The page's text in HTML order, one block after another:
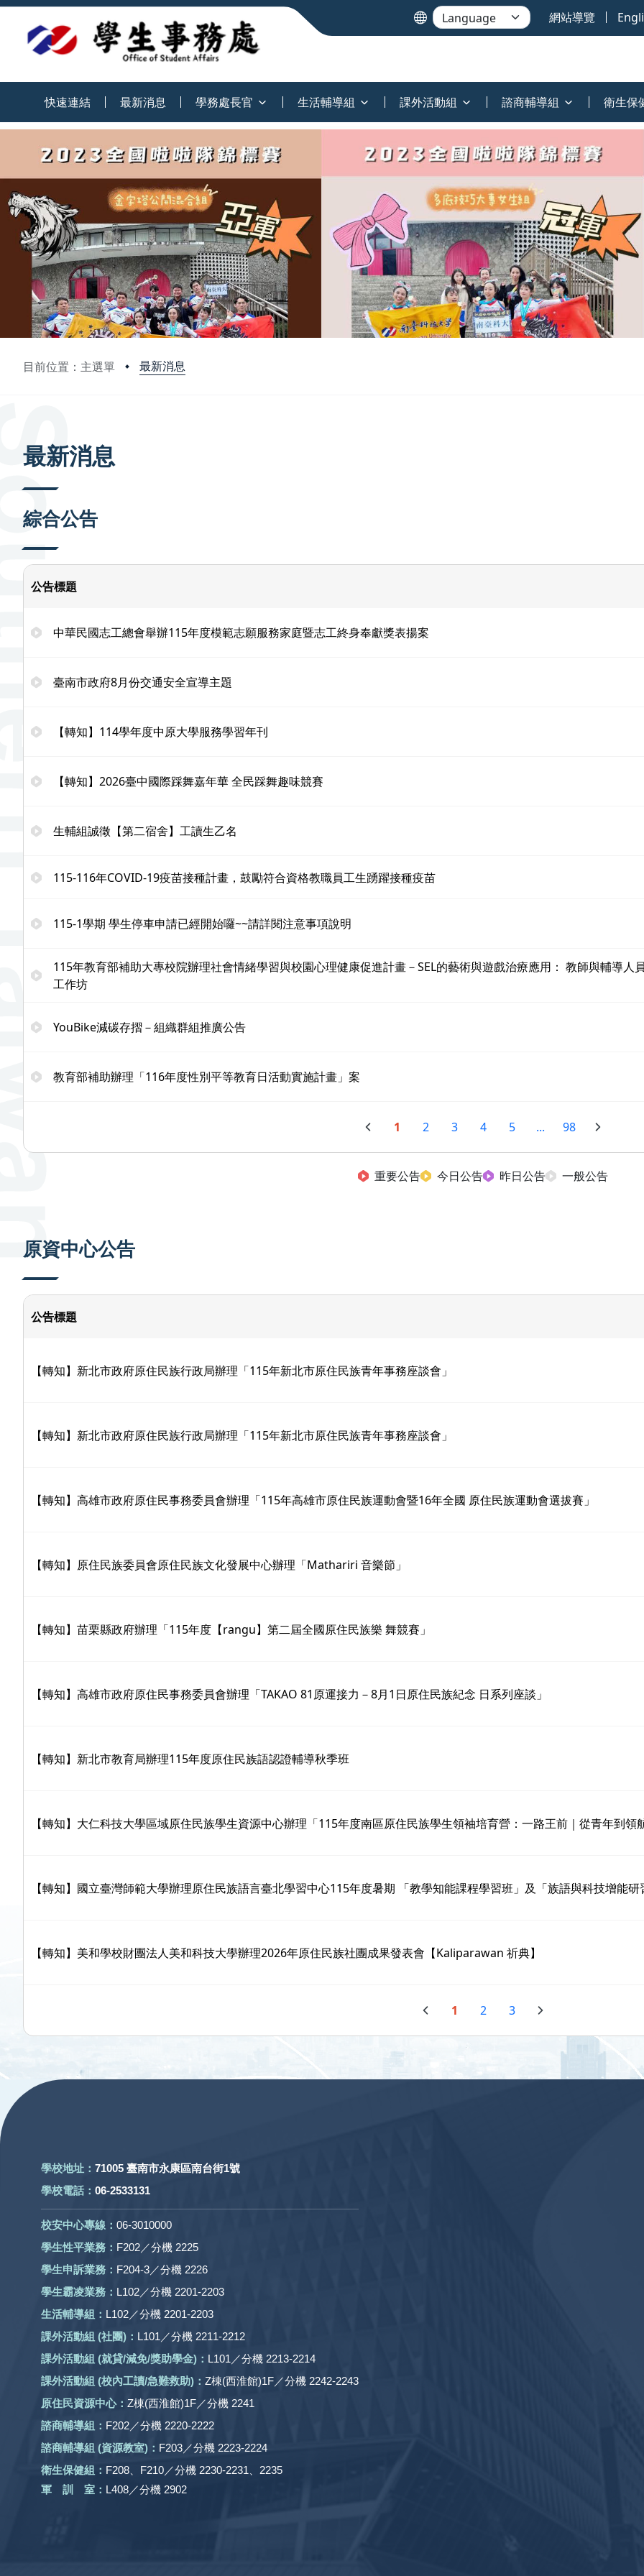
網站導覽
快速連結 最新消息 學務處長官 生活輔導組 課外活動組 諮商輔導組 衛生保
目前位置：主選單 最新消息
最新消息
綜合公告
公告標題
中華民國志工總會舉辦115年度模範志願服務家庭暨志工終身奉獻獎表揚案
臺南市政府8月份交通安全宣導主題
【轉知】114學年度中原大學服務學習年刊
【轉知】2026臺中國際踩舞嘉年華 全民踩舞趣味競賽
生輔組誠徵【第二宿舍】工讀生乙名
115-116年COVID-19疫苗接種計畫，鼓勵符合資格教職員工生踴躍接種疫苗
115-1學期 學生停車申請已經開始囉~~請詳閱注意事項說明
115年教育部補助大專校院辦理社會情緒學習與校園心理健康促進計畫－SEL的藝術與遊戲治療應用： 教師與輔導人
工作坊
YouBike減碳存摺－組織群組推廣公告
教育部補助辦理「116年度性別平等教育日活動實施計畫」案
1 2 3 4 5 ... 98
重要公告 今日公告 昨日公告 一般公告
原資中心公告
公告標題
【轉知】新北市政府原住民族行政局辦理「115年新北市原住民族青年事務座談會」
【轉知】新北市政府原住民族行政局辦理「115年新北市原住民族青年事務座談會」
【轉知】高雄市政府原住民事務委員會辦理「115年高雄市原住民族運動會暨16年全國 原住民族運動會選拔賽」
【轉知】原住民族委員會原住民族文化發展中心辦理「Mathariri 音樂節」
【轉知】苗栗縣政府辦理「115年度【rangu】第二屆全國原住民族樂 舞競賽」
【轉知】高雄市政府原住民事務委員會辦理「TAKAO 81原運接力－8月1日原住民族紀念 日系列座談」
【轉知】新北市教育局辦理115年度原住民族語認證輔導秋季班
【轉知】大仁科技大學區域原住民族學生資源中心辦理「115年度南區原住民族學生領袖培育營：一路王前｜從青年到領
【轉知】國立臺灣師範大學辦理原住民族語言臺北學習中心115年度暑期 「教學知能課程學習班」及「族語與科技增能研
【轉知】美和學校財團法人美和科技大學辦理2026年原住民族社團成果發表會【Kaliparawan 祈典】
1 2 3
:::
學校地址： 71005 臺南市永康區南台街1號
學校電話： 06-2533131
校安中心專線： 06-3010000
學生性平業務： F202／分機 2225
學生申訴業務： F204-3／分機 2226
學生霸凌業務： L102／分機 2201-2203
生活輔導組： L102／分機 2201-2203
課外活動組 (社團) ： L101／分機 2211-2212
課外活動組 (就貸/減免/獎助學金)： L101／分機 2213-2214
課外活動組 (校內工讀/急難救助) ： Z棟(西淮館)1F／分機 2242-2243
原住民資源中心： Z棟(西淮館)1F／分機 2241
諮商輔導組： F202／分機 2220-2222
諮商輔導組 (資源教室)： F203／分機 2223-2224
衛生保健組： F208、F210／分機 2230-2231、2235
軍 訓 室： L408／分機 2902